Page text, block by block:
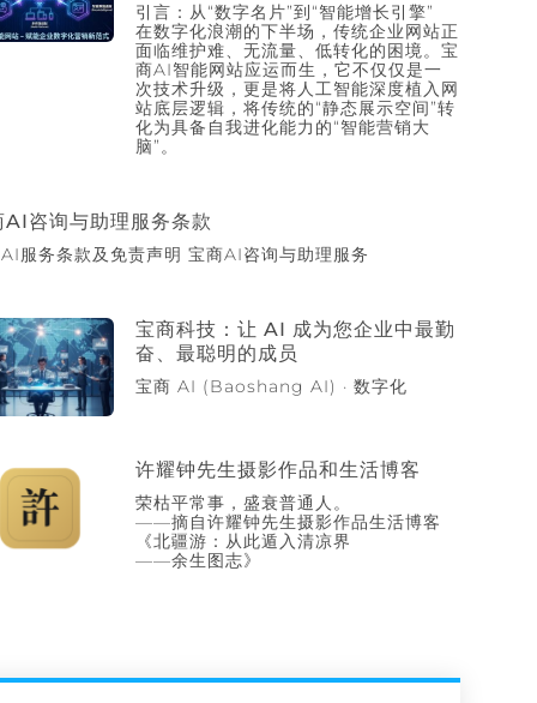
引言：从“数字名片”到“智能增长引擎”
在数字化浪潮的下半场，传统企业网站正
面临维护难、无流量、低转化的困境。宝
商AI智能网站应运而生，它不仅仅是一
次技术升级，更是将人工智能深度植入网
站底层逻辑，将传统的“静态展示空间”转
化为具备自我进化能力的“智能营销大
脑”。
AI咨询与助理服务条款
服务条款及免责声明 宝商AI咨询与助理服务
宝商科技：让 AI 成为您企业中最勤
奋、最聪明的成员
宝商 AI (Baoshang AI) · 数字化
许耀钟先生摄影作品和生活博客
荣枯平常事，盛衰普通人。
——摘自许耀钟先生摄影作品生活博客
《北疆游：从此遁入清凉界
——余生图志》